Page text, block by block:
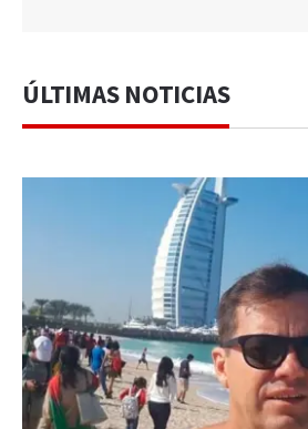
ÚLTIMAS NOTICIAS